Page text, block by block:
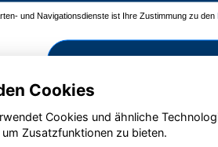
und Navigationsdienste ist Ihre Zustimmung zu den
Zustimmen und
Cookies
Cookies und ähnliche
Zusatzfunktionen zu bieten.